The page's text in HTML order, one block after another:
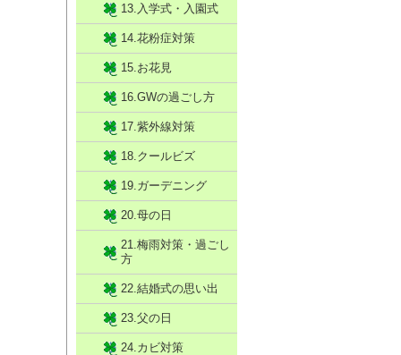
13.入学式・入園式
14.花粉症対策
15.お花見
16.GWの過ごし方
17.紫外線対策
18.クールビズ
19.ガーデニング
20.母の日
21.梅雨対策・過ごし
方
22.結婚式の思い出
23.父の日
24.カビ対策